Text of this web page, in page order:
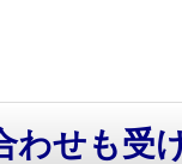
わせも受